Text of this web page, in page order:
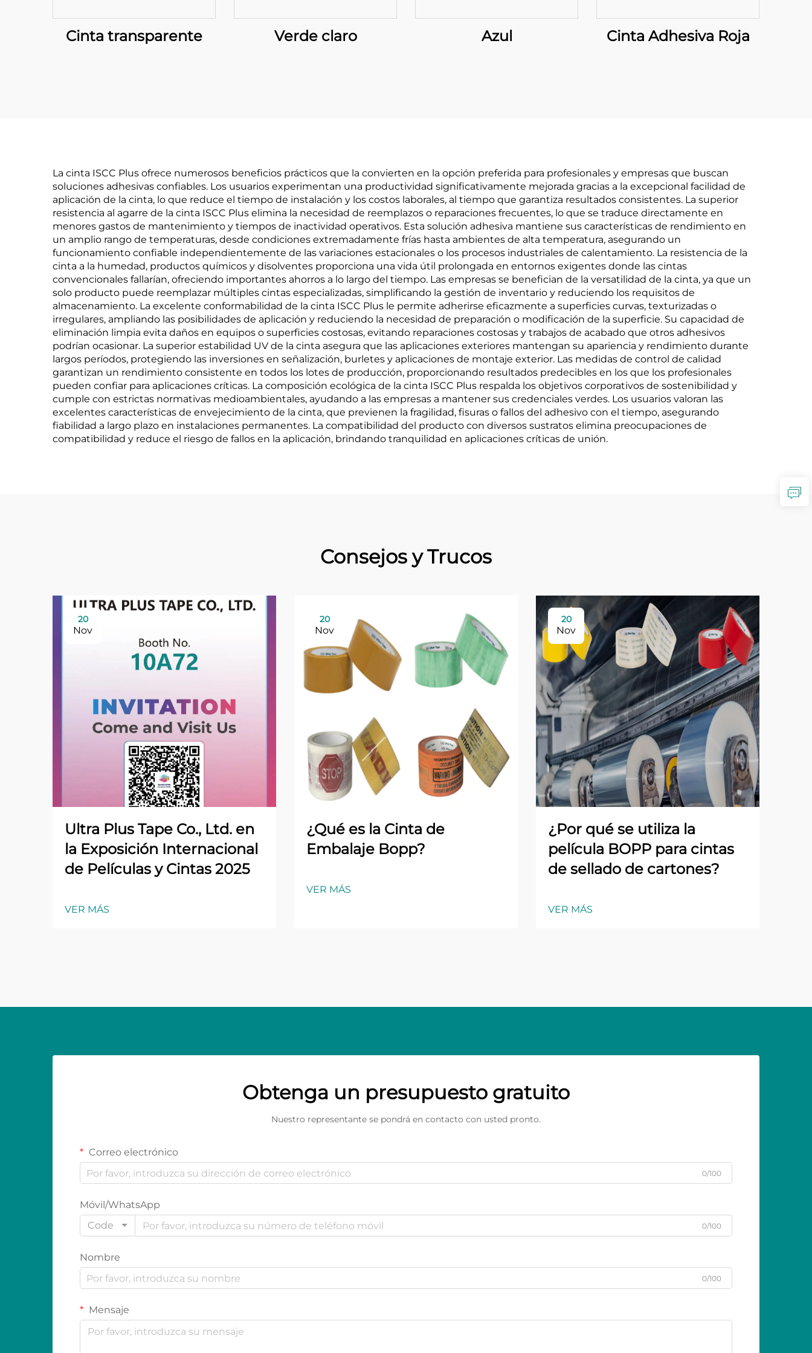
Cinta transparente Verde claro Azul Cinta Adhesiva Roja
La cinta ISCC Plus ofrece numerosos beneficios prácticos que la convierten en la opción preferida para profesionales y empresas que buscan
soluciones adhesivas confiables. Los usuarios experimentan una productividad significativamente mejorada gracias a la excepcional facilidad de
aplicación de la cinta, lo que reduce el tiempo de instalación y los costos laborales, al tiempo que garantiza resultados consistentes. La superior
resistencia al agarre de la cinta ISCC Plus elimina la necesidad de reemplazos o reparaciones frecuentes, lo que se traduce directamente en
menores gastos de mantenimiento y tiempos de inactividad operativos. Esta solución adhesiva mantiene sus características de rendimiento en
un amplio rango de temperaturas, desde condiciones extremadamente frías hasta ambientes de alta temperatura, asegurando un
funcionamiento confiable independientemente de las variaciones estacionales o los procesos industriales de calentamiento. La resistencia de la
cinta a la humedad, productos químicos y disolventes proporciona una vida útil prolongada en entornos exigentes donde las cintas
convencionales fallarían, ofreciendo importantes ahorros a lo largo del tiempo. Las empresas se benefician de la versatilidad de la cinta, ya que un
solo producto puede reemplazar múltiples cintas especializadas, simplificando la gestión de inventario y reduciendo los requisitos de
almacenamiento. La excelente conformabilidad de la cinta ISCC Plus le permite adherirse eficazmente a superficies curvas, texturizadas o
irregulares, ampliando las posibilidades de aplicación y reduciendo la necesidad de preparación o modificación de la superficie. Su capacidad de
eliminación limpia evita daños en equipos o superficies costosas, evitando reparaciones costosas y trabajos de acabado que otros adhesivos
podrían ocasionar. La superior estabilidad UV de la cinta asegura que las aplicaciones exteriores mantengan su apariencia y rendimiento durante
largos períodos, protegiendo las inversiones en señalización, burletes y aplicaciones de montaje exterior. Las medidas de control de calidad
garantizan un rendimiento consistente en todos los lotes de producción, proporcionando resultados predecibles en los que los profesionales
pueden confiar para aplicaciones críticas. La composición ecológica de la cinta ISCC Plus respalda los objetivos corporativos de sostenibilidad y
cumple con estrictas normativas medioambientales, ayudando a las empresas a mantener sus credenciales verdes. Los usuarios valoran las
excelentes características de envejecimiento de la cinta, que previenen la fragilidad, fisuras o fallos del adhesivo con el tiempo, asegurando
fiabilidad a largo plazo en instalaciones permanentes. La compatibilidad del producto con diversos sustratos elimina preocupaciones de
compatibilidad y reduce el riesgo de fallos en la aplicación, brindando tranquilidad en aplicaciones críticas de unión.
Consejos y Trucos
20
Nov
Ultra Plus Tape Co., Ltd. en
la Exposición Internacional
de Películas y Cintas 2025
VER MÁS
20
Nov
¿Qué es la Cinta de
Embalaje Bopp?
VER MÁS
20
Nov
¿Por qué se utiliza la
película BOPP para cintas
de sellado de cartones?
VER MÁS
Obtenga un presupuesto gratuito
Nuestro representante se pondrá en contacto con usted pronto.
Correo electrónico
0/100
Móvil/WhatsApp
Code
0/100
Nombre
0/100
Mensaje